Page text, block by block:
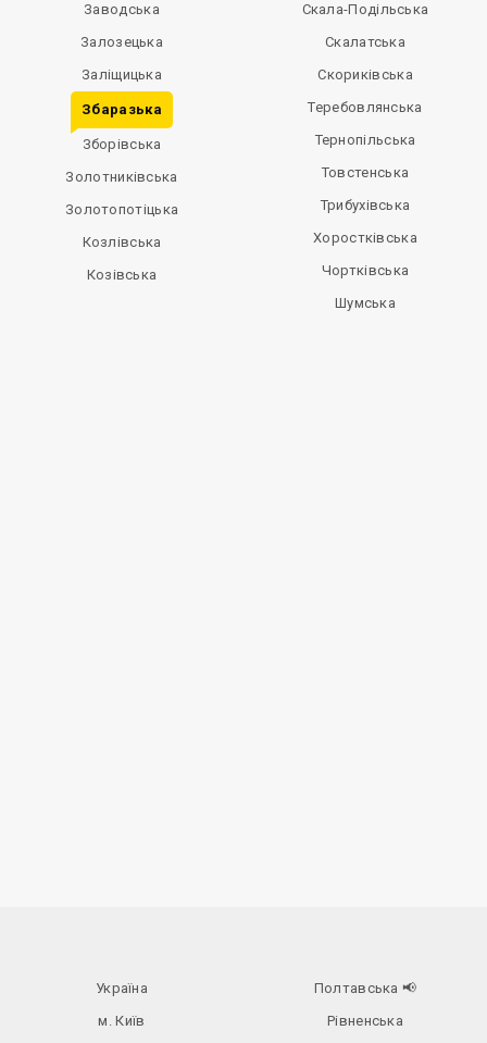
Заводська
Залозецька
Заліщицька
Збаразька
Зборівська
Золотниківська
Золотопотіцька
Козлівська
Козівська
Скала-Подільська
Скалатська
Скориківська
Теребовлянська
Тернопільська
Товстенська
Трибухівська
Хоростківська
Чортківська
Шумська
Україна
м. Київ
Полтавська 📢
Рівненська